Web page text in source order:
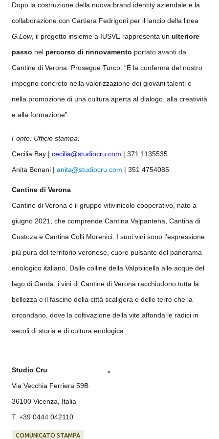
​Dopo la costruzione della nuova brand identity aziendale e la
collaborazione con Cartiera Fedrigoni per il lancio della linea
G.Low, il progetto insieme a IUSVE rappresenta un ulteriore
passo nel percorso di rinnovamento portato avanti da
Cantine di Verona. Prosegue Turco: “È la conferma del nostro
impegno concreto nella valorizzazione dei giovani talenti e
nella promozione di una cultura aperta al dialogo, alla creatività
e alla formazione”.
Fonte: Ufficio stampa:
Cecilia Bay | cecilia@studiocru.com | 371 1135535
​Anita Bonani | anita@studiocru.com | 351 4754085
Cantine di Verona
​Cantine di Verona è il gruppo vitivinicolo cooperativo, nato a
giugno 2021, che comprende Cantina Valpantena, Cantina di
Custoza e Cantina Colli Morenici. I suoi vini sono l’espressione
più pura del territorio veronese, cuore pulsante del panorama
enologico italiano. Dalle colline della Valpolicella alle acque del
lago di Garda, i vini di Cantine di Verona racchiudono tutta la
bellezza e il fascino della città scaligera e delle terre che la
circondano, dove la coltivazione della vite affonda le radici in
secoli di storia e di cultura enologica.
Studio Cru
​Via Vecchia Ferriera 59B
​36100 Vicenza, Italia
​T. +39 0444 042110
COMUNICATO STAMPA